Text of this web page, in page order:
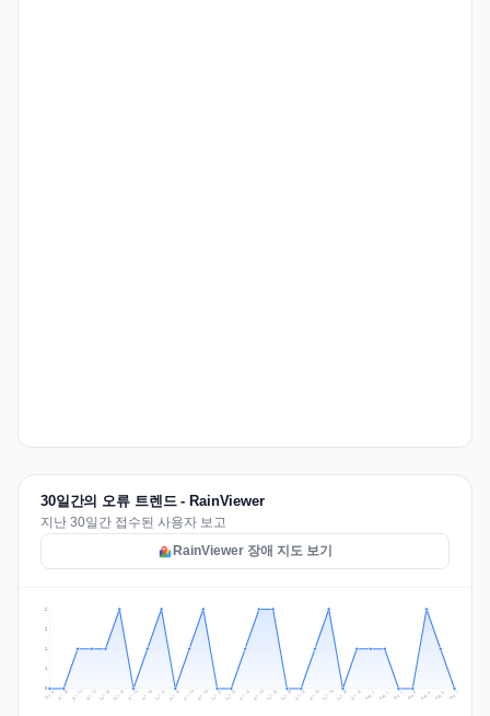
30일간의 오류 트렌드 - RainViewer
지난 30일간 접수된 사용자 보고
RainViewer 장애 지도 보기
1
1
2
2
Jul 9 Jul 10 Jul 11 Jul 12 Jul 13 Jul 14 Jul 15 Jul 16 Jul 17 Jul 18 Jul 19 Jul 20 Jul 21 Jul 22 Jul 23 Jul 24 Jul 25 Jul 26 Jul 27 Jul 28 Jul 29 Jul 30 Jul 31 Aug 1 Aug 2 Aug 3 Aug 4 Aug 5 Aug 6 Aug 7